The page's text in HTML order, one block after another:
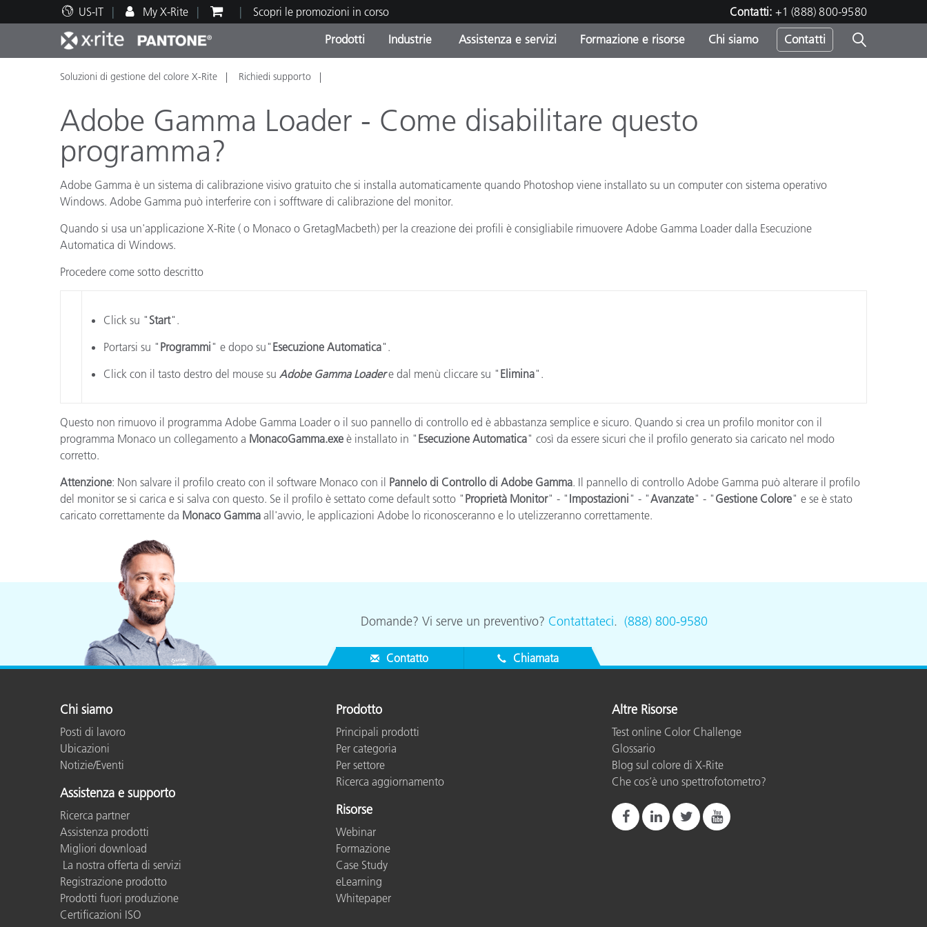
US-IT My X-Rite Scopri le promozioni in corso Contatti: +1 (888) 800-9580
Prodotti
Principali prodotti Categorie di Prodotto
Promozioni in corso
Industrie
Stampa e Packaging
Automotive
Plastica
Vernici e Rivestimenti
Tessile
Confezionati
Materiali per l’edilizia
Assistenza e servizi
Supporto tecnico Assistenza e manutenzione
Formazione e risorse
Risorse didattiche Formazione
Brand Experience Center
Chi siamo Contatti
Soluzioni di gestione del colore X-Rite Richiedi supporto
Adobe Gamma Loader - Come disabilitare questo
programma?
Adobe Gamma è un sistema di calibrazione visivo gratuito che si installa automaticamente quando Photoshop viene installato su un computer con sistema operativo
Windows. Adobe Gamma può interferire con i sofftware di calibrazione del monitor.
Quando si usa un'applicazione X-Rite ( o Monaco o GretagMacbeth) per la creazione dei profili è consigliabile rimuovere Adobe Gamma Loader dalla Esecuzione
Automatica di Windows.
Procedere come sotto descritto
Click su " Start".
Portarsi su " Programmi" e dopo su" Esecuzione Automatica".
Click con il tasto destro del mouse su Adobe Gamma Loadere dal menù cliccare su " Elimina".
Questo non rimuovo il programma Adobe Gamma Loader o il suo pannello di controllo ed è abbastanza semplice e sicuro. Quando si crea un profilo monitor con il
programma Monaco un collegamento a MonacoGamma.exe è installato in " Esecuzione Automatica" così da essere sicuri che il profilo generato sia caricato nel modo
corretto.
Attenzione: Non salvare il profilo creato con il software Monaco con il Pannelo di Controllo di Adobe Gamma. Il pannello di controllo Adobe Gamma può alterare il profilo
del monitor se si carica e si salva con questo. Se il profilo è settato come default sotto " Proprietà Monitor" - " Impostazioni" - "Avanzate" - " Gestione Colore" e se è stato
caricato correttamente da Monaco Gamma all'avvio, le applicazioni Adobe lo riconosceranno e lo utelizzeranno correttamente.
Domande? Vi serve un preventivo? Contattateci. (888) 800-9580
Contatto Chiamata
Chi siamo
Posti di lavoro
Ubicazioni
Notizie/Eventi
Assistenza e supporto
Ricerca partner
Assistenza prodotti
Migliori download
La nostra offerta di servizi
Registrazione prodotto
Prodotti fuori produzione
Certificazioni ISO
Prodotto
Principali prodotti
Per categoria
Per settore
Ricerca aggiornamento
Risorse
Webinar
Formazione
Case Study
eLearning
Whitepaper
Altre Risorse
Test online Color Challenge
Glossario
Blog sul colore di X-Rite
Che cos’è uno spettrofotometro?